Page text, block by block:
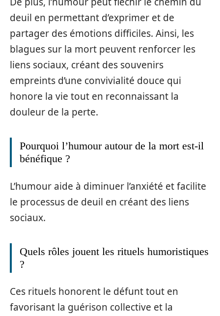
deuil en permettant d’exprimer et de
partager des émotions difficiles. Ainsi, les
blagues sur la mort peuvent renforcer les
liens sociaux, créant des souvenirs
empreints d’une convivialité douce qui
honore la vie tout en reconnaissant la
douleur de la perte.
Pourquoi l’humour autour de la mort est-il
bénéfique ?
L’humour aide à diminuer l’anxiété et facilite
le processus de deuil en créant des liens
sociaux.
Quels rôles jouent les rituels humoristiques
?
Ces rituels honorent le défunt tout en
favorisant la guérison collective et la